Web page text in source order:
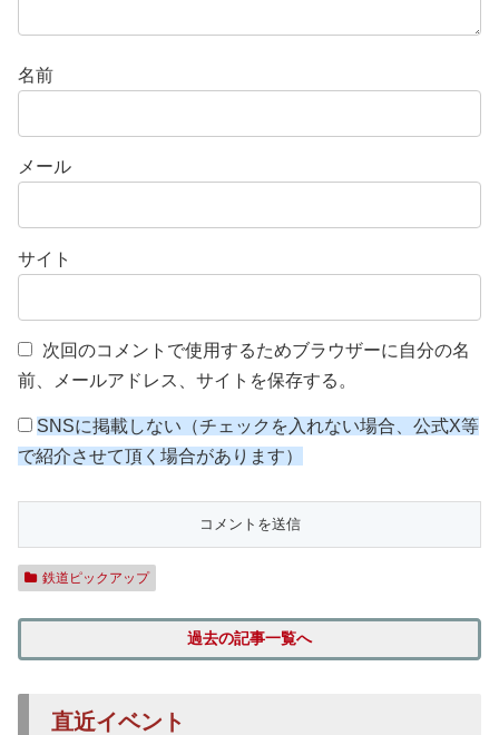
名前
メール
サイト
次回のコメントで使用するためブラウザーに自分の名
前、メールアドレス、サイトを保存する。
SNSに掲載しない（チェックを入れない場合、公式X等
で紹介させて頂く場合があります）
鉄道ピックアップ
過去の記事一覧へ
直近イベント